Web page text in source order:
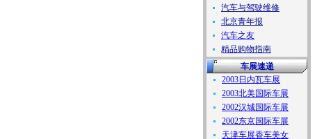
汽车与驾驶维修
北京青年报
汽车之友
精品购物指南
车展速递
2003日内瓦车展
2003北美国际车展
2002汉城国际车展
2002东京国际车展
天津车展香车美女